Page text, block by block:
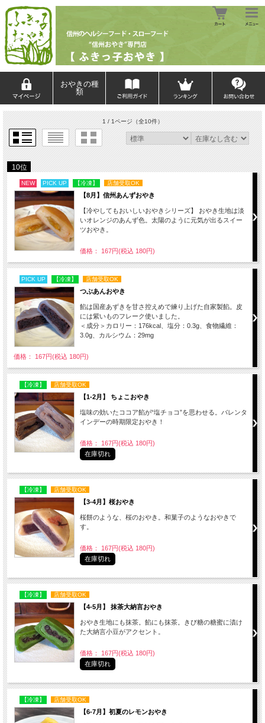
おやきの種
類
1 / 1ページ（全10件）
10位
NEW PICK UP 【冷凍】 店舗受取OK
【8月】信州あんずおやき
【冷やしてもおいしいおやきシリーズ】 おやき生地は淡
いオレンジのあんず色。太陽のように元気が出るスイー
ツおやき。
価格： 167円(税込 180円)
PICK UP 【冷凍】 店舗受取OK
つぶあんおやき
餡は国産あずきを甘さ控えめで練り上げた自家製餡。皮
には紫いものフレーク使いました。
＜成分＞カロリー：176kcal、塩分：0.3g、食物繊維：
3.0g、カルシウム：29mg
価格： 167円(税込 180円)
【冷凍】 店舗受取OK
【1-2月】 ちょこおやき
塩味の効いたココア餡が“塩チョコ”を思わせる。バレンタ
インデーの時期限定おやき！
価格： 167円(税込 180円)
在庫切れ
【冷凍】 店舗受取OK
【3-4月】桜おやき
桜餅のような、桜のおやき。和菓子のようなおやきで
す。
価格： 167円(税込 180円)
在庫切れ
【冷凍】 店舗受取OK
【4-5月】 抹茶大納言おやき
おやき生地にも抹茶。餡にも抹茶。きび糖の糖蜜に漬け
た大納言小豆がアクセント。
価格： 167円(税込 180円)
在庫切れ
【冷凍】 店舗受取OK
【6-7月】初夏のレモンおやき